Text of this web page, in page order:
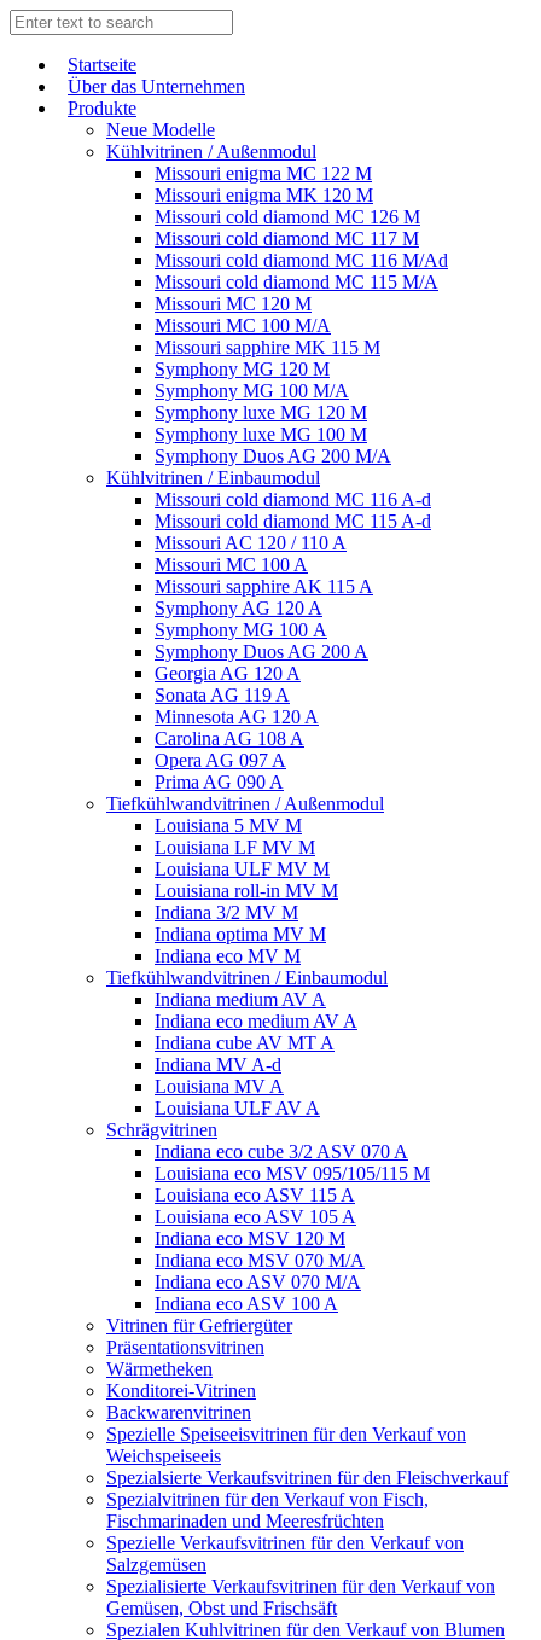
Start­sei­te
Über das Unternehmen
Produkte
Neue Modelle
Kühlvitrinen / Außenmodul
Missouri enigma MC 122 M
Missouri enigma MK 120 M
Missouri cold diamond MC 126 M
Missouri cold diamond MC 117 M
Missouri cold diamond MC 116 M/Ad
Missouri cold diamond MC 115 M/A
Missouri MC 120 M
Missouri MC 100 M/A
Missouri sapphire MK 115 M
Symphony MG 120 M
Symphony MG 100 M/А
Symphony luxe MG 120 M
Symphony luxe MG 100 M
Symphony Duos AG 200 M/A
Kühlvitrinen / Einbaumodul
Missouri cold diamond MC 116 A-d
Missouri cold diamond MC 115 A-d
Missouri AC 120 / 110 A
Missouri MC 100 A
Missouri sapphire AK 115 A
Symphony AG 120 A
Symphony MG 100 А
Symphony Duos AG 200 A
Georgia AG 120 A
Sonata AG 119 A
Minnesota AG 120 A
Carolina AG 108 A
Opera AG 097 A
Prima AG 090 A
Tiefkühlwandvitrinen / Außenmodul
Louisiana 5 MV M
Louisiana LF MV M
Louisiana ULF MV M
Louisiana roll-in MV M
Indiana 3/2 MV M
Indiana optima MV M
Indiana eco MV M
Tiefkühlwandvitrinen / Einbaumodul
Indiana medium AV A
Indiana eco medium AV A
Indiana cube AV MT A
Indiana MV A-d
Louisiana MV A
Louisiana ULF AV A
Schrägvitrinen
Indiana eco cube 3/2 ASV 070 A
Louisiana eco MSV 095/105/115 M
Louisiana eco ASV 115 A
Louisiana eco ASV 105 A
Indiana eco MSV 120 M
Indiana eco MSV 070 M/A
Indiana eco ASV 070 M/A
Indiana eco ASV 100 A
Vitrinen für Gefriergüter
Präsentationsvitrinen
Wärmetheken
Konditorei-Vitrinen
Backwarenvitrinen
Spezielle Speiseeisvitrinen für den Verkauf von
Weichspeiseeis
Spezialsierte Verkaufsvitrinen für den Fleischverkauf
Spezialvitrinen für den Verkauf von Fisch,
Fischmarinaden und Meeresfrüchten
Spezielle Verkaufsvitrinen für den Verkauf von
Salzgemüsen
Spezialisierte Verkaufsvitrinen für den Verkauf von
Gemüsen, Obst und Frischsäft
Spezialen Kuhlvitrinen für den Verkauf von Blumen